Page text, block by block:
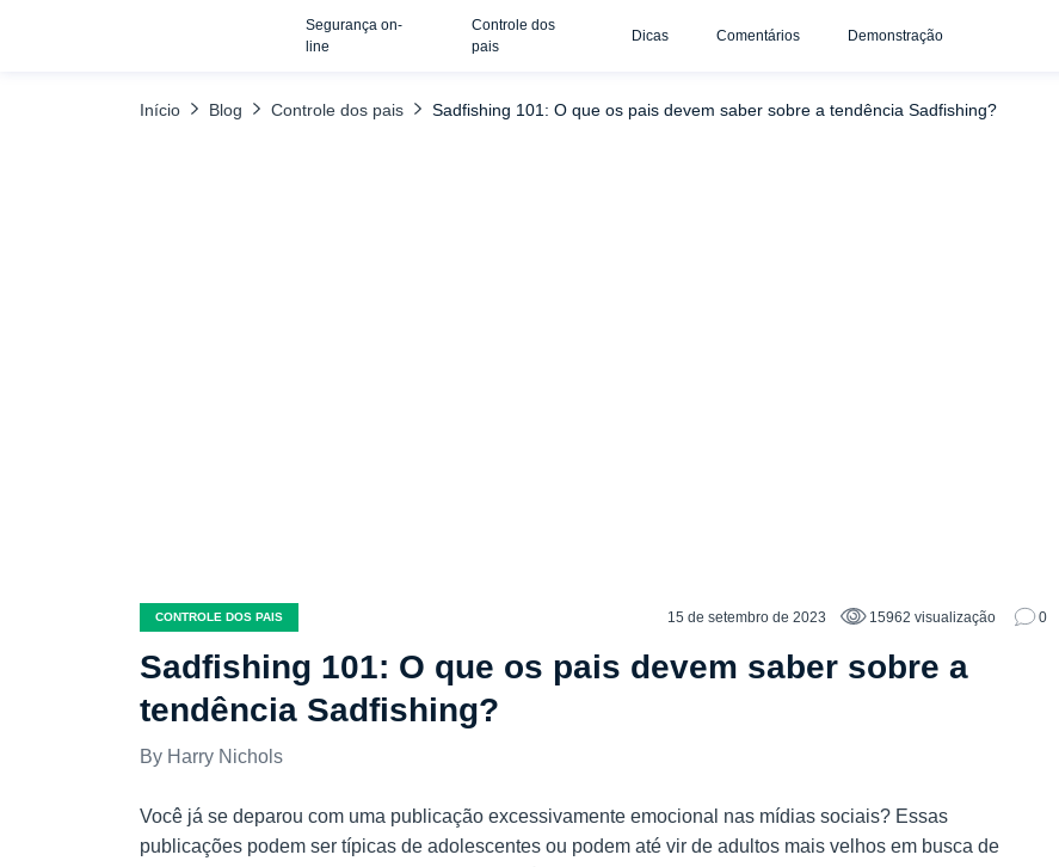
Segurança on-
line
Controle dos
pais
Dicas Comentários Demonstração
Início Blog Controle dos pais Sadfishing 101: O que os pais devem saber sobre a tendência Sadfishing?
CONTROLE DOS PAIS 15 de setembro de 2023 15962 visualização 0
Sadfishing 101: O que os pais devem saber sobre a
tendência Sadfishing?
Harry Nichols
Você já se deparou com uma publicação excessivamente emocional nas mídias sociais? Essas
publicações podem ser típicas de adolescentes ou podem até vir de adultos mais velhos em busca de
TABELA DE CONTEÚDO
Explicar os perigos Use um aplicativo de controle parental do uMobix Como evitar o Sadfishing?